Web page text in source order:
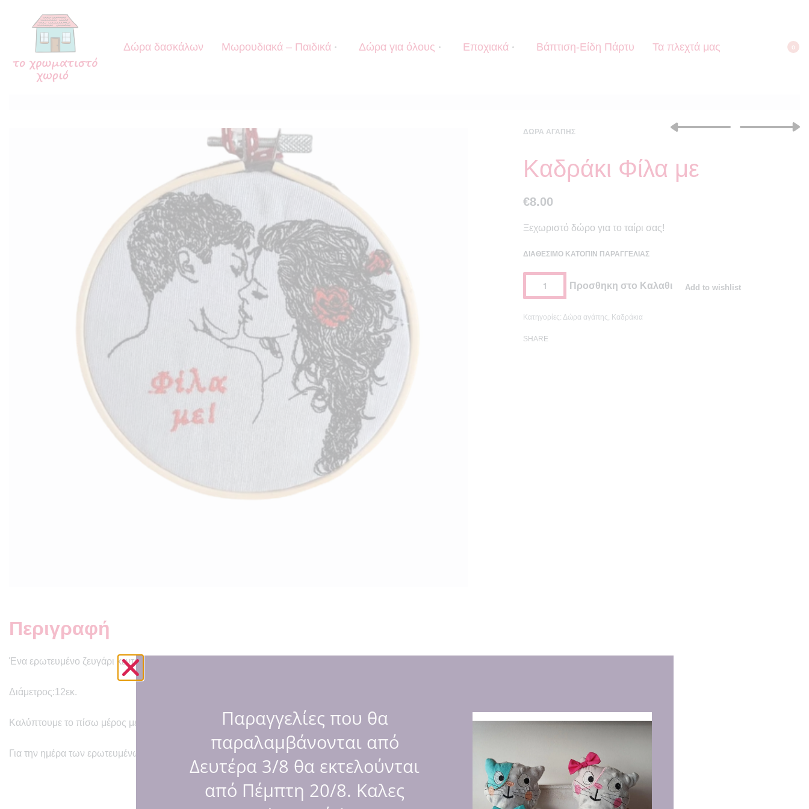
Δώρα δασκάλων Μωρουδιακά – Παιδικά Δώρα για όλους Εποχιακά Βάπτιση-Είδη Πάρτυ Τα πλεχτά μας 0
ΔΏΡΑ ΑΓΆΠΗΣ
€15.00
Καδράκι Φίλα με
€8.00
Ξεχωριστό δώρο για το ταίρι σας!
ΔΙΑΘΈΣΙΜΟ ΚΑΤΌΠΙΝ ΠΑΡΑΓΓΕΛΊΑΣ
Προσθηκη στο Καλαθι Add to wishlist
Κατηγορίες:Δώρα αγάπης, Καδράκια
SHARE
Περιγραφή
Ένα ερωτευμένο ζευγάρι κεντημένο σε γκρι καμβά! Καδράκι “Φίλα με”
Διάμετρος:12εκ.
Καλύπτουμε το πίσω μέρος με λευκή τσόχα για να μη φαίνονται οι κλωστές.
Για την ημέρα των ερωτευμένων αλλά και κάθε άλλη μέρα!
Παραγγελίες που θα
παραλαμβάνονται από
Δευτέρα 3/8 θα εκτελούνται
από Πέμπτη 20/8. Καλες